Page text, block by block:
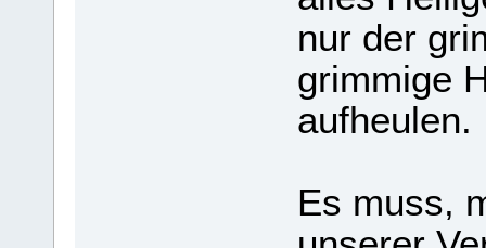
nur der
grim­mige
auf­heu­len.
Es muss,